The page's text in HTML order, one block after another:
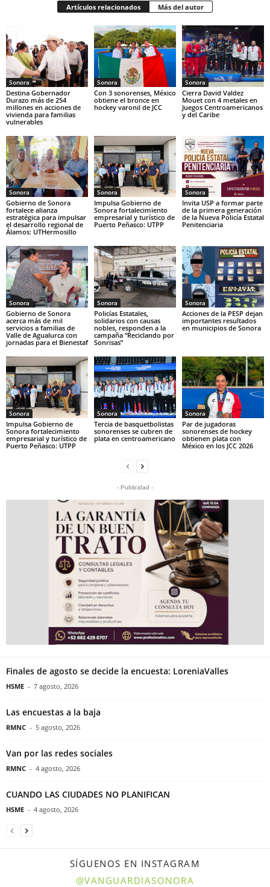
Artículos relacionados Más del autor
Sonora
Destina Gobernador
Durazo más de 254
millones en acciones de
vivienda para familias
vulnerables
Sonora
Con 3 sonorenses, México
obtiene el bronce en
hockey varonil de JCC
Sonora
Cierra David Valdez
Mouet con 4 metales en
Juegos Centroamericanos
y del Caribe
Sonora
Gobierno de Sonora
fortalece alianza
estratégica para impulsar
el desarrollo regional de
Álamos: UTHermosillo
Sonora
Impulsa Gobierno de
Sonora fortalecimiento
empresarial y turístico de
Puerto Peñasco: UTPP
Sonora
Invita USP a formar parte
de la primera generación
de la Nueva Policía Estatal
Penitenciaria
Sonora
Gobierno de Sonora
acerca más de mil
servicios a familias de
Valle de Agualurca con
jornadas para el Bienestaf
Sonora
Policías Estatales,
solidarios con causas
nobles, responden a la
campaña “Reciclando por
Sonrisas”
Sonora
Acciones de la PESP dejan
importantes resultados
en municipios de Sonora
Sonora
Impulsa Gobierno de
Sonora fortalecimiento
empresarial y turístico de
Puerto Peñasco: UTPP
Sonora
Tercia de basquetbolistas
sonorenses se cubren de
plata en centroamericano
Sonora
Par de jugadoras
sonorenses de hockey
obtienen plata con
México en los JCC 2026
- Publicidad -
Finales de agosto se decide la encuesta: LoreniaValles
HSME - 7 agosto, 2026
Las encuestas a la baja
RMNC - 5 agosto, 2026
Van por las redes sociales
RMNC - 4 agosto, 2026
CUANDO LAS CIUDADES NO PLANIFICAN
HSME - 4 agosto, 2026
SÍGUENOS EN INSTAGRAM
@VANGUARDIASONORA